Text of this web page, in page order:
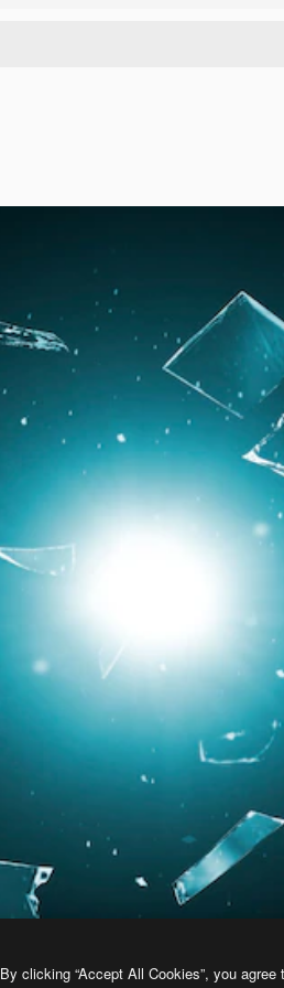
By clicking “Accept All Cookies”, you